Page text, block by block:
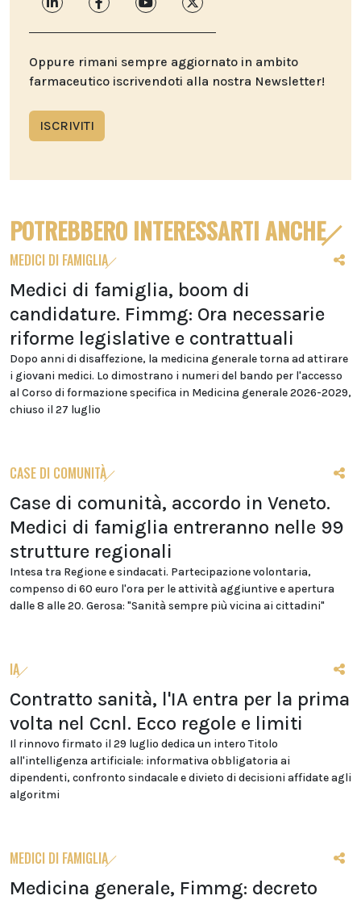
Oppure rimani sempre aggiornato in ambito
farmaceutico iscrivendoti alla nostra Newsletter!
ISCRIVITI
POTREBBERO INTERESSARTI ANCHE
MEDICI DI FAMIGLIA
Medici di famiglia, boom di
candidature. Fimmg: Ora necessarie
riforme legislative e contrattuali
Dopo anni di disaffezione, la medicina generale torna ad attirare
i giovani medici. Lo dimostrano i numeri del bando per l'accesso
al Corso di formazione specifica in Medicina generale 2026-2029,
chiuso il 27 luglio
CASE DI COMUNITÀ
Case di comunità, accordo in Veneto.
Medici di famiglia entreranno nelle 99
strutture regionali
Intesa tra Regione e sindacati. Partecipazione volontaria,
compenso di 60 euro l'ora per le attività aggiuntive e apertura
dalle 8 alle 20. Gerosa: "Sanità sempre più vicina ai cittadini"
IA
Contratto sanità, l'IA entra per la prima
volta nel Ccnl. Ecco regole e limiti
Il rinnovo firmato il 29 luglio dedica un intero Titolo
all'intelligenza artificiale: informativa obbligatoria ai
dipendenti, confronto sindacale e divieto di decisioni affidate agli
algoritmi
MEDICI DI FAMIGLIA
Medicina generale, Fimmg: decreto